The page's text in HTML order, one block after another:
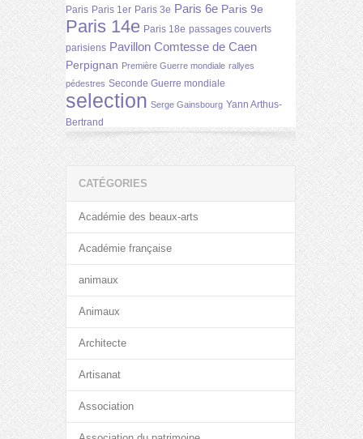
Paris Paris 1er Paris 3e Paris 6e Paris 9e
Paris 14e Paris 18e passages couverts
parisiens Pavillon Comtesse de Caen
Perpignan Première Guerre mondiale rallyes
pédestres Seconde Guerre mondiale
selection Serge Gainsbourg Yann Arthus-
Bertrand
CATÉGORIES
Académie des beaux-arts
Académie française
animaux
Animaux
Architecte
Artisanat
Association